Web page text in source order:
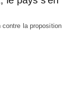
la proposition